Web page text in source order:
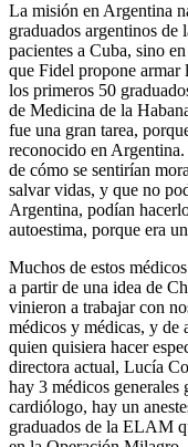
La misión en Argentina
graduados argentinos de
pacientes a Cuba, sino
que Fidel propone armar
los primeros 50
de Medicina de la
fue una gran tarea,
reconocido en
de cómo se sentirían
salvar vidas, y que no
Argentina, podían
autoestima, porque era
Muchos de estos
a partir de una idea de
vinieron a trabajar con
médicos y médicas, y de
quien quisiera hacer
directora actual, Lucía
hay 3 médicos
cardiólogo, hay un
graduados de la ELAM